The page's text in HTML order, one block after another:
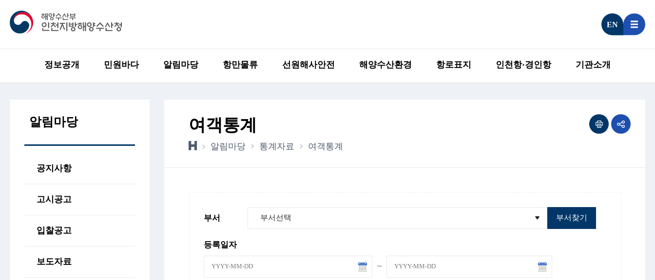
EN
정보공개 민원바다 알림마당 항만물류 선원해사안전 해양수산환경 항로표지 인천항·경인항 기관소개
알림마당
공지사항
고시공고
입찰공고
보도자료
여객통계
알림마당 통계자료 여객통계
부서 부서찾기
등록일자
~